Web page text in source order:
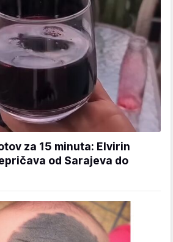
za 15 minuta: Elvirin
od Sarajeva do